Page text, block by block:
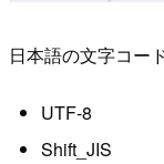
日本語の文字コー
UTF-8
Shift_JIS